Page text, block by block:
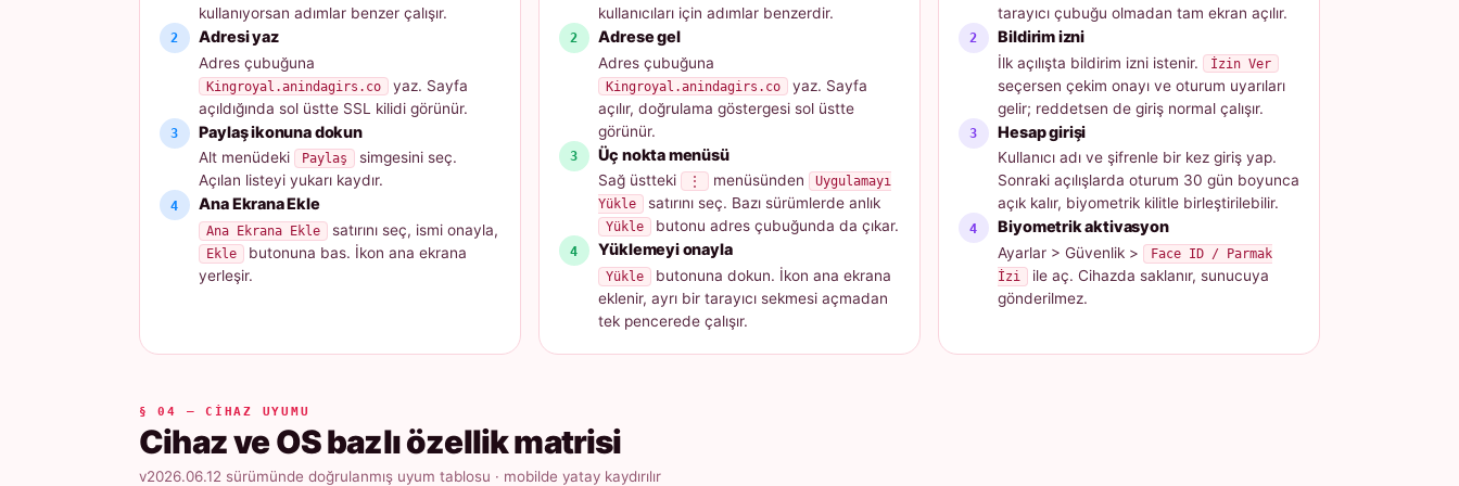
kullanıyorsan adımlar benzer çalışır.
Adresi yaz
Adres çubuğuna
Kingroyal.anindagirs.co yaz. Sayfa
açıldığında sol üstte SSL kilidi görünür.
Paylaş ikonuna dokun
Alt menüdeki Paylaş
simgesini seç.
Açılan listeyi yukarı kaydır.
Ana Ekrana Ekle
Ana Ekrana Ekle satırını seç, ismi onayla,
Ekle
butonuna bas. İkon ana ekrana
yerleşir.
kullanıcıları için adımlar benzerdir.
Adrese gel
Adres çubuğuna
Kingroyal.anindagirs.co yaz. Sayfa
açılır, doğrulama göstergesi sol üstte
görünür.
Üç nokta menüsü
Sağ üstteki ⋮ menüsünden
Uygulamayı
Yükle
satırını seç. Bazı sürümlerde anlık
Yükle butonu adres çubuğunda da çıkar.
Yüklemeyi onayla
Yükle
butonuna dokun. İkon ana ekrana
eklenir, ayrı bir tarayıcı sekmesi açmadan
tek pencerede çalışır.
tarayıcı çubuğu olmadan tam ekran açılır.
Bildirim izni
İlk açılışta bildirim izni istenir. İzin Ver
seçersen çekim onayı ve oturum uyarıları
gelir; reddetsen de giriş normal çalışır.
Hesap girişi
Kullanıcı adı ve şifrenle bir kez giriş yap.
Sonraki açılışlarda oturum 30 gün boyunca
açık kalır, biyometrik kilitle birleştirilebilir.
Biyometrik aktivasyon
Ayarlar > Güvenlik >
Face ID / Parmak
İzi
ile aç. Cihazda saklanır, sunucuya
gönderilmez.
§ 04 — CIHAZ UYUMU
Cihaz ve OS bazlı özellik matrisi
v2026.06.12 sürümünde doğrulanmış uyum tablosu · mobilde yatay kaydırılır